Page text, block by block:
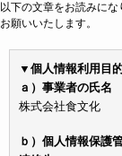
以下の文章をお読みに
お願いいたします。
▼個人情報利用目
ａ）事業者の氏名
株式会社食文化
ｂ）個人情報保護